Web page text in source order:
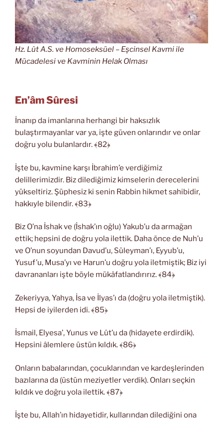
Hz. Lût A.S. ve Homoseksüel – Eşcinsel Kavmi ile
Mücadelesi ve Kavminin Helak Olması
En’âm Sûresi
İnanıp da imanlarına herhangi bir haksızlık
bulaştırmayanlar var ya, işte güven onlarındır ve onlar
doğru yolu bulanlardır. ﴾82﴿
İşte bu, kavmine karşı İbrahim’e verdiğimiz
delillerimizdir. Biz dilediğimiz kimselerin derecelerini
yükseltiriz. Şüphesiz ki senin Rabbin hikmet sahibidir,
hakkıyle bilendir. ﴾83﴿
Biz O’na İshak ve (İshak’ın oğlu) Yakub’u da armağan
ettik; hepsini de doğru yola ilettik. Daha önce de Nuh’u
ve O’nun soyundan Davud’u, Süleyman’ı, Eyyub’u,
Yusuf’u, Musa’yı ve Harun’u doğru yola iletmiştik; Biz iyi
davrananları işte böyle mükâfatlandırırız. ﴾84﴿
Zekeriyya, Yahya, İsa ve İlyas’ı da (doğru yola iletmiştik).
Hepsi de iyilerden idi. ﴾85﴿
İsmail, Elyesa’, Yunus ve Lût’u da (hidayete erdirdik).
Hepsini âlemlere üstün kıldık. ﴾86﴿
Onların babalarından, çocuklarından ve kardeşlerinden
bazılarına da (üstün meziyetler verdik). Onları seçkin
kıldık ve doğru yola ilettik. ﴾87﴿
İşte bu, Allah’ın hidayetidir, kullarından dilediğini ona